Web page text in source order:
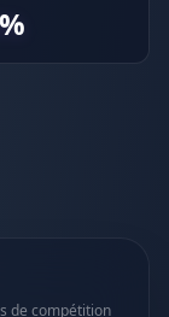
de compétition